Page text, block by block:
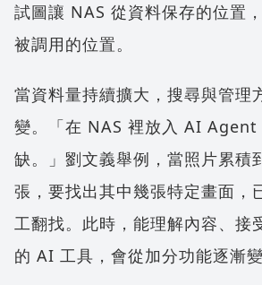
試圖讓 NAS 從資料保存的位置
被調用的位置。
當資料量持續擴大，搜尋與管理
變。「在 NAS 裡放入 AI Agent
缺。」劉文義舉例，當照片累積
張，要找出其中幾張特定畫面，
工翻找。此時，能理解內容、接
的 AI 工具，會從加分功能逐漸變